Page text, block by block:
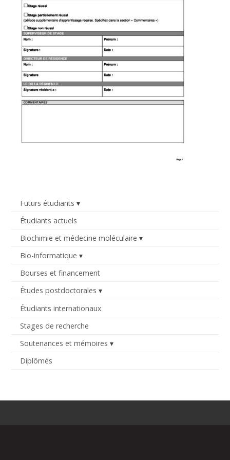
Futurs étudiants
Étudiants actuels
Biochimie et médecine moléculaire
Bio-informatique
Bourses et financement
Études postdoctorales
Étudiants internationaux
Stages de recherche
Soutenances et mémoires
Diplômés